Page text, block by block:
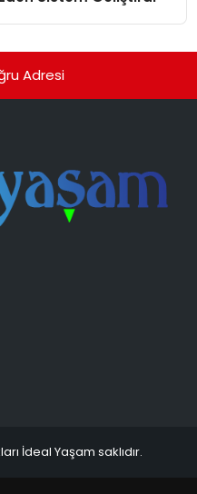
Adresi
İdeal Yaşam saklıdır.